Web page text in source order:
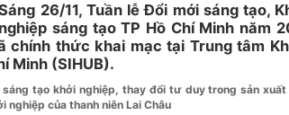
26/11, Tuần lễ Đổi mới sáng tạo,
sáng tạo TP Hồ Chí Minh năm
chính thức khai mạc tại Trung tâm
Minh (SIHUB).
sáng tạo khởi nghiệp, thay đổi tư duy trong sản xuất
nghiệp của thanh niên Lai Châu